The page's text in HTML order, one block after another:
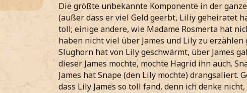
Die größte unbekannte Komponente in der
(außer dass er viel Geld geerbt, Liliy geheiratet
toll; einige andere, wie Madame Rosmerta hat
haben nicht viel über James und Lily zu
Slughorn hat von Lily geschwärmt, über James
dieser James mochte, mochte Hagrid ihn auch.
James hat Snape (den Lily mochte) drangsaliert.
dass Lily James so toll fand, denn ich denke